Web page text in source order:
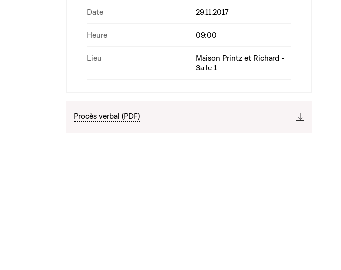
Date 29.11.2017
Heure 09:00
Lieu
Maison Printz et Richard -
Salle 1
Procès verbal (PDF)